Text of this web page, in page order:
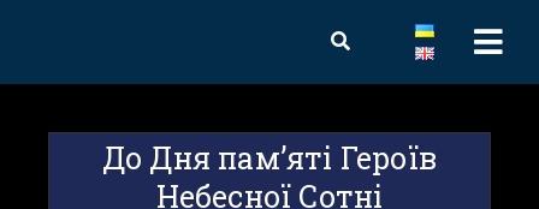
До Дня пам’яті Героїв
Небесної Сотні